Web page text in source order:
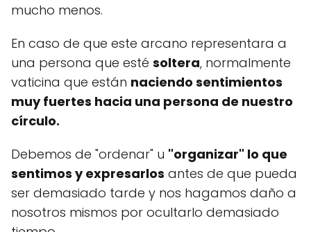
mucho menos.
En caso de que este arcano representara a
una persona que esté soltera, normalmente
vaticina que están naciendo sentimientos
muy fuertes hacia una persona de nuestro
círculo.
Debemos de "ordenar" u "organizar" lo que
sentimos y expresarlos antes de que pueda
ser demasiado tarde y nos hagamos daño a
nosotros mismos por ocultarlo demasiado